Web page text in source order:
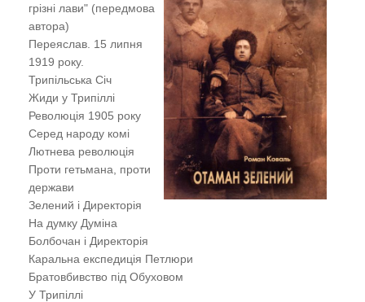
грізні лави" (передмова
автора)
Переяслав. 15 липня
1919 року.
Трипільська Січ
Жиди у Трипіллі
Революція 1905 року
Серед народу комі
Лютнева революція
Проти гетьмана, проти
держави
Зелений і Директорія
На думку Думіна
Болбочан і Директорія
Каральна експедиція Петлюри
Братовбивство під Обуховом
У Трипіллі